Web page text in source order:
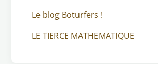
Le blog Boturfers !
LE TIERCE MATHEMATIQUE